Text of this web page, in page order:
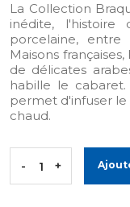
La Collection
inédite,
porcelaine,
Maisons
de délicates
habille le
permet d'infuser
chaud.
- +